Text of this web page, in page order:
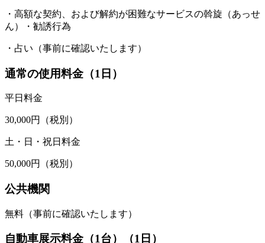
・高額な契約、および解約が困難なサービスの斡旋（あっせ
ん）・勧誘行為
・占い（事前に確認いたします）
通常の使用料金（1日）
平日料金
30,000円（税別）
土・日・祝日料金
50,000円（税別）
公共機関
無料（事前に確認いたします）
自動車展示料金（1台）（1日）